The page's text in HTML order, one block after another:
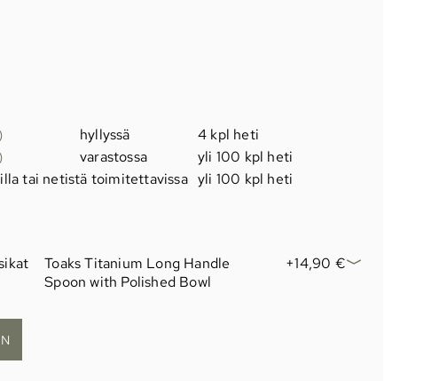
hyllyssä
4 kpl heti
varastossa
yli 100 kpl heti
tai netistä toimitettavissa yli 100 kpl heti
Toaks Titanium Long Handle
Spoon with Polished Bowl
+14,90 €